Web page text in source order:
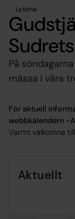
Lyssna
På
mässa i våra
För aktuell
webbkalendern -
Varmt välkomna
Aktuellt